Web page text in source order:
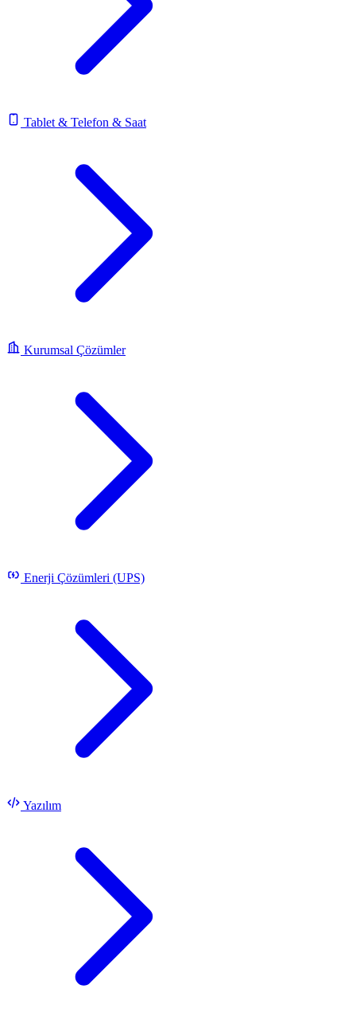
Tablet & Telefon & Saat
Kurumsal Çözümler
Enerji Çözümleri (UPS)
Yazılım